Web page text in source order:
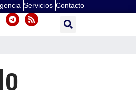
Servicios Contacto